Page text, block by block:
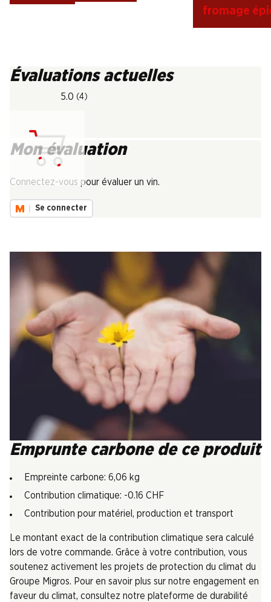
fromage
Évaluations actuelles
5.0 (4)
Mon évaluation
Connectez-vous pour évaluer un vin.
Se connecter
Emprunte carbone de ce produit
Empreinte carbone: 6,06 kg
Contribution climatique: -0.16 CHF
Contribution pour matériel, production et transport
Le montant exact de la contribution climatique sera calculé
lors de votre commande. Grâce à votre contribution, vous
soutenez activement les projets de protection du climat du
Groupe Migros. Pour en savoir plus sur notre engagement en
faveur du climat, consultez notre plateforme de durabilité